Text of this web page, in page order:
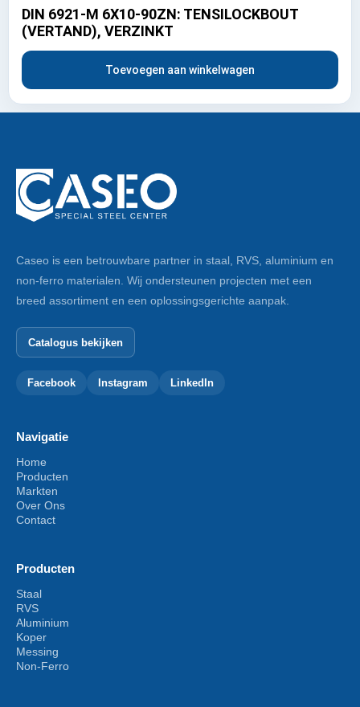
DIN 6921-M 6X10-90ZN: TENSILOCKBOUT
(VERTAND), VERZINKT
Toevoegen aan winkelwagen
Caseo is een betrouwbare partner in staal, RVS, aluminium en
non-ferro materialen. Wij ondersteunen projecten met een
breed assortiment en een oplossingsgerichte aanpak.
Catalogus bekijken
Facebook Instagram LinkedIn
Navigatie
Home
Producten
Markten
Over Ons
Contact
Producten
Staal
RVS
Aluminium
Koper
Messing
Non-Ferro